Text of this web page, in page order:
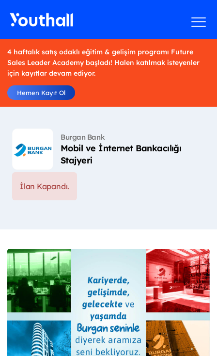
4 haftalık satış odaklı eğitim & gelişim programı Future
Sales Leader Academy başladı! Halen katılmak isteyenler
için kayıtlar devam ediyor.
Hemen Kayıt Ol
Burgan Bank
Mobil ve İnternet Bankacılığı
Stajyeri
İlan Kapandı.